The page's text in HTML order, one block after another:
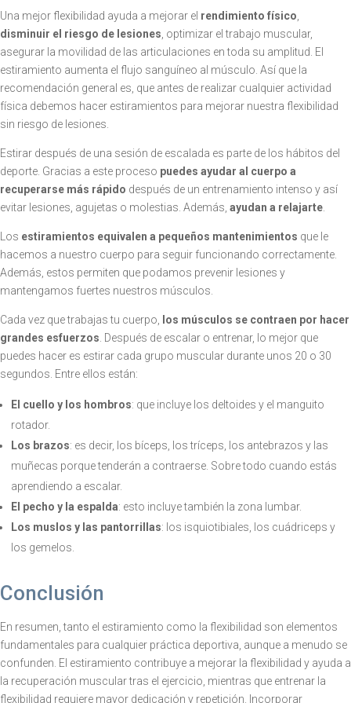
Una mejor flexibilidad ayuda a mejorar el rendimiento físico
disminuir el riesgo de lesiones , optimizar el trabajo muscular,
asegurar la movilidad de las articulaciones en toda su amplitud. El
estiramiento aumenta el flujo sanguíneo al músculo. Así que la
recomendación general es, que antes de realizar cualquier actividad
física debemos hacer estiramientos para mejorar nuestra flexibilidad
sin riesgo de lesiones.
Estirar después de una sesión de escalada es parte de los hábitos del
deporte. Gracias a este proceso puedes ayudar al cuerpo a
recuperarse más rápido después de un entrenamiento intenso y así
evitar lesiones, agujetas o molestias. Además, ayudan a relajarte
Los estiramientos equivalen a pequeños mantenimientos que le
hacemos a nuestro cuerpo para seguir funcionando correctamente.
Además, estos permiten que podamos prevenir lesiones y
mantengamos fuertes nuestros músculos.
Cada vez que trabajas tu cuerpo,
los músculos se contraen por hacer
grandes esfuerzos . Después de escalar o entrenar, lo mejor que
puedes hacer es estirar cada grupo muscular durante unos 20 o 30
segundos. Entre ellos están:
El cuello y los hombros: que incluye los deltoides y el manguito
rotador.
Los brazos: es decir, los bíceps, los tríceps, los antebrazos y las
muñecas porque tenderán a contraerse. Sobre todo cuando estás
aprendiendo a escalar.
El pecho y la espalda: esto incluye también la zona lumbar.
Los muslos y las pantorrillas: los isquiotibiales, los cuádriceps y
los gemelos.
Conclusión
En resumen, tanto el estiramiento como la flexibilidad son elementos
fundamentales para cualquier práctica deportiva, aunque a menudo se
confunden. El estiramiento contribuye a mejorar la flexibilidad y ayuda a
la recuperación muscular tras el ejercicio, mientras que entrenar la
flexibilidad requiere mayor dedicación y repetición. Incorporar